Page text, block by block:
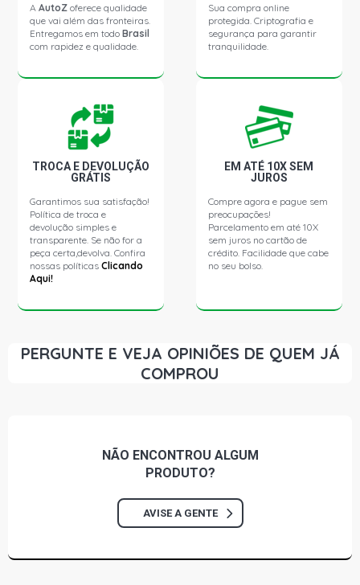
AAutoZ oferece qualidade
que vai além das fronteiras.
Entregamos em todoBrasil
com rapidez e qualidade.
Sua compra online
protegida. Criptografia e
segurança para garantir
tranquilidade.
TROCA E DEVOLUÇÃO
GRÁTIS
Garantimos sua satisfação!
Política de troca e
devolução simples e
transparente. Se não for a
peça certa,devolva. Confira
nossas políticasClicando
Aqui!
EM ATÉ 10X SEM
JUROS
Compre agora e pague sem
preocupações!
Parcelamento em até 10X
sem juros no cartão de
crédito. Facilidade que cabe
no seu bolso.
PERGUNTE E VEJA OPINIÕES DE QUEM JÁ
COMPROU
NÃO ENCONTROU ALGUM
PRODUTO?
AVISE A GENTE